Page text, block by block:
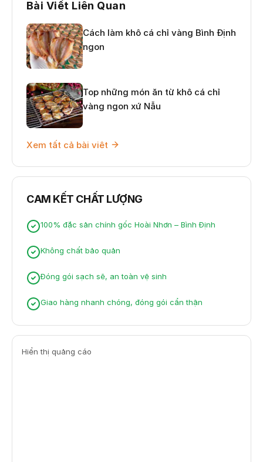
Bài Viết Liên Quan
Cách làm khô cá chỉ vàng Bình Định
ngon
Top những món ăn từ khô cá chỉ
vàng ngon xứ Nẫu
Xem tất cả bài viêt
CAM KẾT CHẤT LƯỢNG
100% đặc sản chính gốc Hoài Nhơn – Bình Định
Không chất bảo quản
Đóng gói sạch sẽ, an toàn vệ sinh
Giao hàng nhanh chóng, đóng gói cẩn thận
Hiển thị quảng cáo